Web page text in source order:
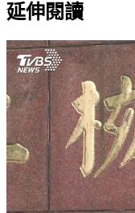
延伸閱讀